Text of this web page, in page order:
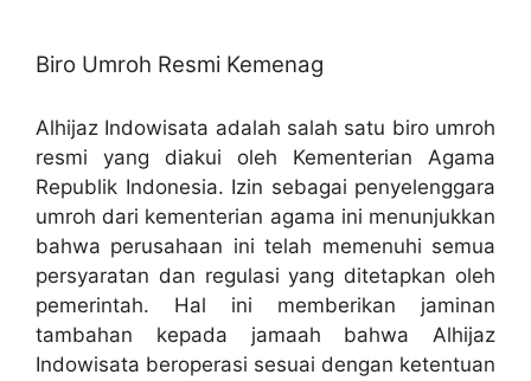
Biro Umroh Resmi Kemenag
Alhijaz Indowisata adalah salah satu biro umroh
resmi yang diakui oleh Kementerian Agama
Republik Indonesia. Izin sebagai penyelenggara
umroh dari kementerian agama ini menunjukkan
bahwa perusahaan ini telah memenuhi semua
persyaratan dan regulasi yang ditetapkan oleh
pemerintah. Hal ini memberikan jaminan
tambahan kepada jamaah bahwa Alhijaz
Indowisata beroperasi sesuai dengan ketentuan